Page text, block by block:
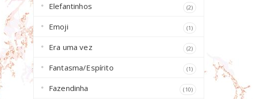
Elefantinhos (2)
Emoji (1)
Era uma vez (2)
Fantasma/Espírito (1)
Fazendinha (10)